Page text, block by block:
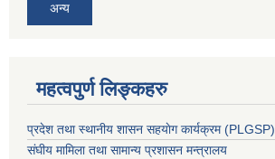
अन्य
महत्वपुर्ण लिङ्कहरु
प्रदेश तथा स्थानीय शासन सहयाेग कार्यक्रम (PLGSP)
संघीय मामिला तथा सामान्य प्रशासन मन्त्रालय